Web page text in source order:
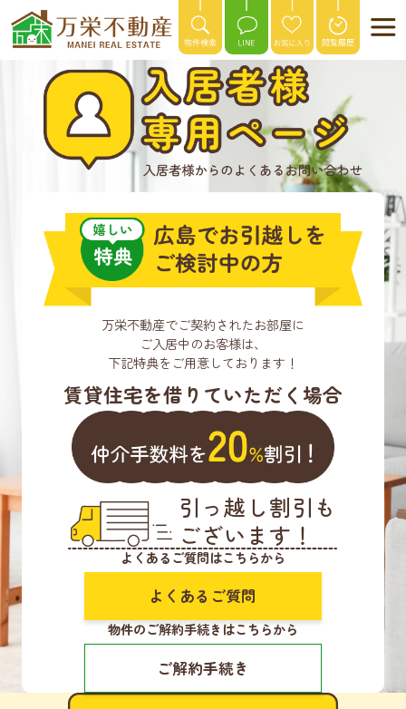
万栄不動産でご契約されたお部屋に
ご入居中のお客様は、
下記特典をご用意しております！
賃貸住宅を借りていただく場合
引っ越し割引 も
ございます！
よくあるご質問はこちらから
よくあるご質問
物件のご解約手続きはこちらから
ご解約手続き